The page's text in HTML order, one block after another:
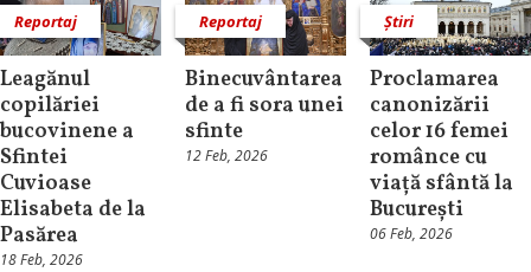
Reportaj
Leagănul
copilăriei
bucovinene a
Sfintei
Cuvioase
Elisabeta de la
Pasărea
18 Feb, 2026
Reportaj
Binecuvântarea
de a fi sora unei
sfinte
12 Feb, 2026
Știri
Proclamarea
canonizării
celor 16 femei
românce cu
viață sfântă la
București
06 Feb, 2026